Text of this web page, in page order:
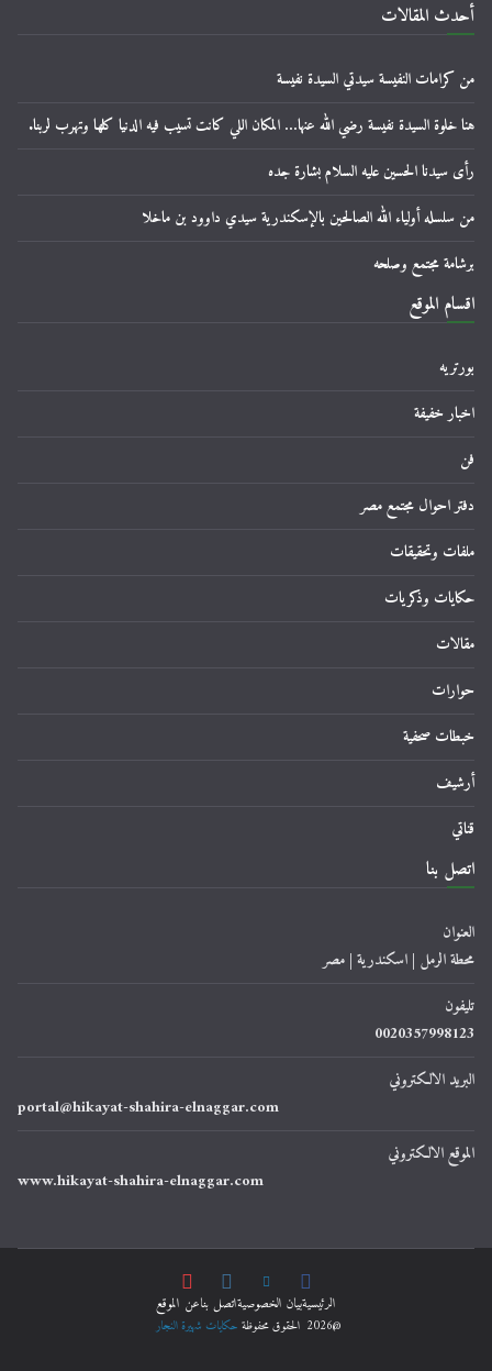
أحدث المقالات
من كرامات النفيسة سيدتي السيدة نفيسة
هنا خلوة السيدة نفيسة رضي الله عنها… المكان اللي كانت تسيب فيه الدنيا كلها وتهرب لربنا.
رأى سيدنا الحسين عليه السلام بشارة جده
من سلسله أولياء الله الصالحين بالإسكندرية سيدي داوود بن ماخلا
برشامة مجتمع وصلحه
اقسام الموقع
بورتريه
اخبار خفيفة
فن
دفتر احوال مجتمع مصر
ملفات وتحقيقات
حكايات وذكريات
مقالات
حوارات
خبطات صحفية
أرشيف
قناتي
اتصل بنا
العنوان
محطة الرمل | اسكندرية | مصر
تليفون
0020357998123
البريد الالكتروني
portal@hikayat-shahira-elnaggar.com
الموقع الالكتروني
www.hikayat-shahira-elnaggar.com
الرئيسيةﺑﻴﺎﻥ اﻟﺨﺼﻮﺻﻴﺔاتصل بناعن الموقع
@2026 الحقوق محفوظة حكايات شهيرة النجار